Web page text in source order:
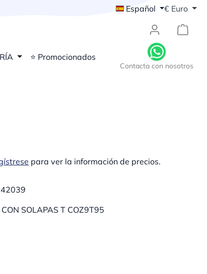
Español € Euro
⭐ Promocionados
para ver la información de precios.
SOLAPAS T COZ9T95
Contacta con nosotros